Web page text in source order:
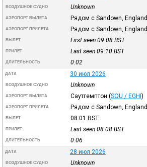
ВОЗДУШНОЕ СУДНО Unknown
АЭРОПОРТ ВЫЛЕТА Рядом с Sandown, England
АЭРОПОРТ ПРИЛЕТА Рядом с Sandown, England
ВЫЛЕТ First seen 09:08 BST
ПРИЛЕТ Last seen 09:10 BST
ДЛИТЕЛЬНОСТЬ 0:02
ДАТА 30 июл 2026
ВОЗДУШНОЕ СУДНО Unknown
АЭРОПОРТ ВЫЛЕТА Саутгемптон (SOU / EGHI)
АЭРОПОРТ ПРИЛЕТА Рядом с Sandown, England
ВЫЛЕТ 08:01 BST
ПРИЛЕТ Last seen 08:08 BST
ДЛИТЕЛЬНОСТЬ 0:06
ДАТА 28 июл 2026
ВОЗДУШНОЕ СУДНО Unknown